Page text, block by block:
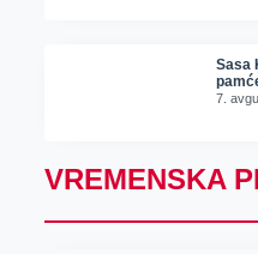
Sasa
7.
VREMENSKA